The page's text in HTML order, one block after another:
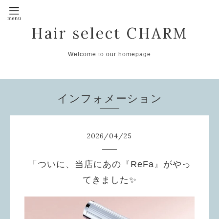
Hair select CHARM
Welcome to our homepage
インフォメーション
2026/04/25
「ついに、当店にあの『ReFa』がやっ
てきました✨